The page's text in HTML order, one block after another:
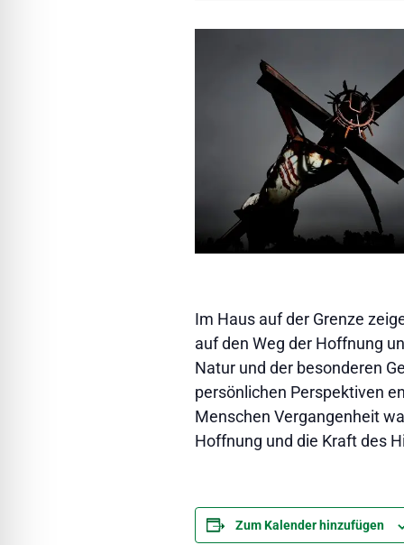
Im Haus auf der Grenze
auf den Weg der Hoffnung
Natur und der besonderen
persönlichen Perspektiven
Menschen Vergangenheit
Hoffnung und die Kraft des
Zum Kalender hinzufügen